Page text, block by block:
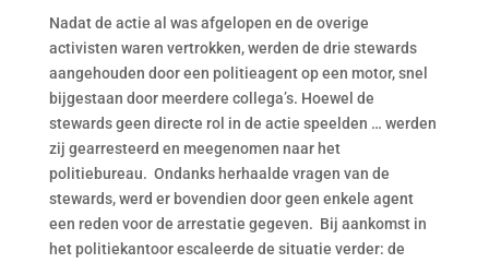
Nadat de actie al was afgelopen en de overige
activisten waren vertrokken, werden de drie stewards
aangehouden door een politieagent op een motor, snel
bijgestaan door meerdere collega’s. Hoewel de
stewards geen directe rol in de actie speelden … werden
zij gearresteerd en meegenomen naar het
politiebureau. Ondanks herhaalde vragen van de
stewards, werd er bovendien door geen enkele agent
een reden voor de arrestatie gegeven. Bij aankomst in
het politiekantoor escaleerde de situatie verder: de